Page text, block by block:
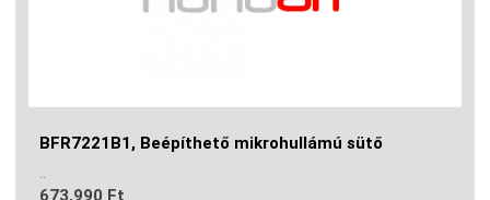
BFR7221B1, Beépíthető mikrohullámú sütő
..
673,990 Ft